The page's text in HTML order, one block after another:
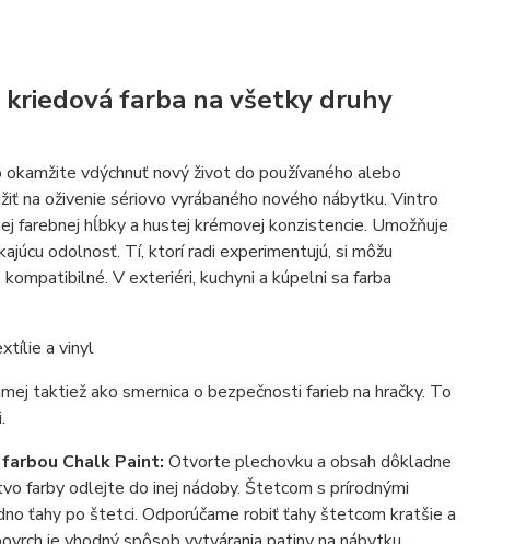
farba na všetky druhy
vdýchnuť nový život do používaného alebo
na oživenie sériovo vyrábaného nového nábytku. Vintro
farebnej hĺbky a hustej krémovej konzistencie. Umožňuje
odolnosť. Tí, ktorí radi experimentujú, si môžu
V exteriéri, kuchyni a kúpelni sa farba
a vinyl
taktiež ako smernica o bezpečnosti farieb na hračky. To
Chalk Paint: Otvorte plechovku a obsah dôkladne
farby odlejte do inej nádoby. Štetcom s prírodnými
ťahy po štetci. Odporúčame robiť ťahy štetcom kratšie a